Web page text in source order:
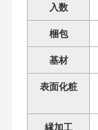
入数
梱包
基材
表面化粧
縁加工